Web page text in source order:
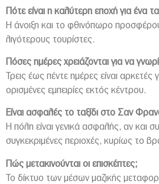
Πότε είναι η καλύτερη εποχή για ένα
Η άνοιξη και το φθινόπωρο
λιγότερους τουρίστες.
Πόσες ημέρες χρειάζονται για να
Τρεις έως πέντε ημέρες είναι αρκετές
ορισμένες εμπειρίες εκτός κέντρου.
Είναι ασφαλές το ταξίδι στο Σαν
Η πόλη είναι γενικά ασφαλής, αν και
συγκεκριμένες περιοχές, κυρίως το
Πώς μετακινούνται οι επισκέπτες;
Το δίκτυο των μέσων μαζικής